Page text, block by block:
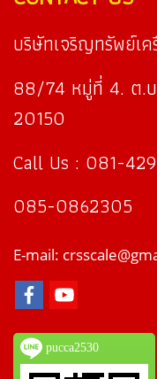
บริษัทเจริญทรัพย์เค
88/74 หมู่ที่ 4. ต.บ
20150
Call Us : 081-
085-0862305
E-mail:
pucca2530